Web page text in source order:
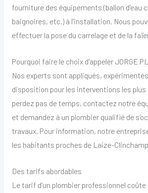
fourniture des équipements (ballon d’eau
baignoires, etc.) à l’installation. Nous
effectuer la pose du carrelage et de la
Pourquoi faire le choix d’appeler JORGE
Nos experts sont appliqués,
disposition pour les interventions les plus
perdez pas de temps, contactez notre
et demandez à un plombier qualifié de
travaux. Pour information, notre
les habitants proches de Laize-
Des tarifs abordables
Le tarif d’un plombier professionnel